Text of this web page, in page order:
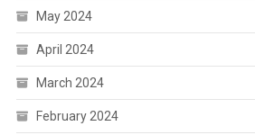
May 2024
April 2024
March 2024
February 2024